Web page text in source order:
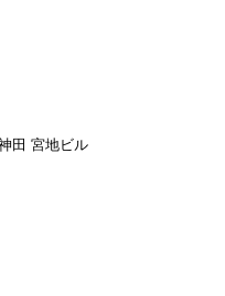
田 宮地ビル